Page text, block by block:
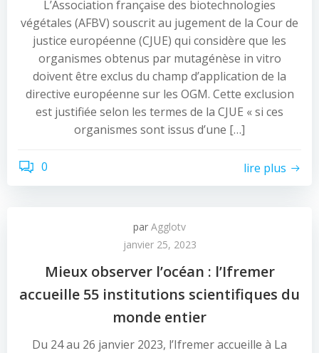
L’Association française des biotechnologies
végétales (AFBV) souscrit au jugement de la Cour de
justice européenne (CJUE) qui considère que les
organismes obtenus par mutagénèse in vitro
doivent être exclus du champ d’application de la
directive européenne sur les OGM. Cette exclusion
est justifiée selon les termes de la CJUE « si ces
organismes sont issus d’une […]
0 lire plus
par Agglotv
janvier 25, 2023
Mieux observer l’océan : l’Ifremer
accueille 55 institutions scientifiques du
monde entier
Du 24 au 26 janvier 2023, l’Ifremer accueille à La